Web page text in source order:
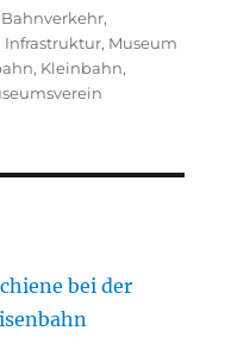
Kategorien
Bahnverkehr,
Infrastruktur, Museum
, Kleinbahn,
bei der